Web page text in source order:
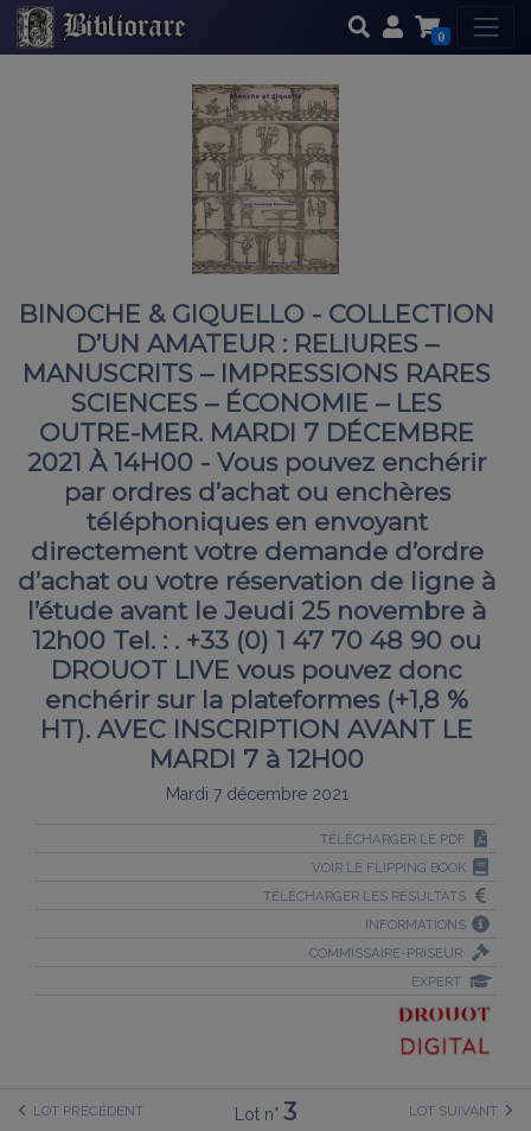
0
BINOCHE & GIQUELLO - COLLECTION
D’UN AMATEUR : RELIURES –
MANUSCRITS – IMPRESSIONS RARES
SCIENCES – ÉCONOMIE – LES
OUTRE-MER. MARDI 7 DÉCEMBRE
2021 À 14H00 - Vous pouvez enchérir
par ordres d’achat ou enchères
téléphoniques en envoyant
directement votre demande d’ordre
d’achat ou votre réservation de ligne à
l’étude avant le Jeudi 25 novembre à
12h00 Tel. : . +33 (0) 1 47 70 48 90 ou
DROUOT LIVE vous pouvez donc
enchérir sur la plateformes (+1,8 %
HT). AVEC INSCRIPTION AVANT LE
MARDI 7 à 12H00
Mardi 7 décembre 2021
TÉLÉCHARGER LE PDF
VOIR LE FLIPPING BOOK
TÉLÉCHARGER LES RÉSULTATS
INFORMATIONS
COMMISSAIRE-PRISEUR
EXPERT
LOT PRÉCÉDENT Lot n° 3 LOT SUIVANT